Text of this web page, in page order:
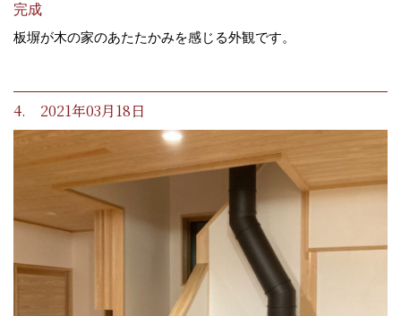
完成
板塀が木の家のあたたかみを感じる外観です。
4. 2021年03月18日